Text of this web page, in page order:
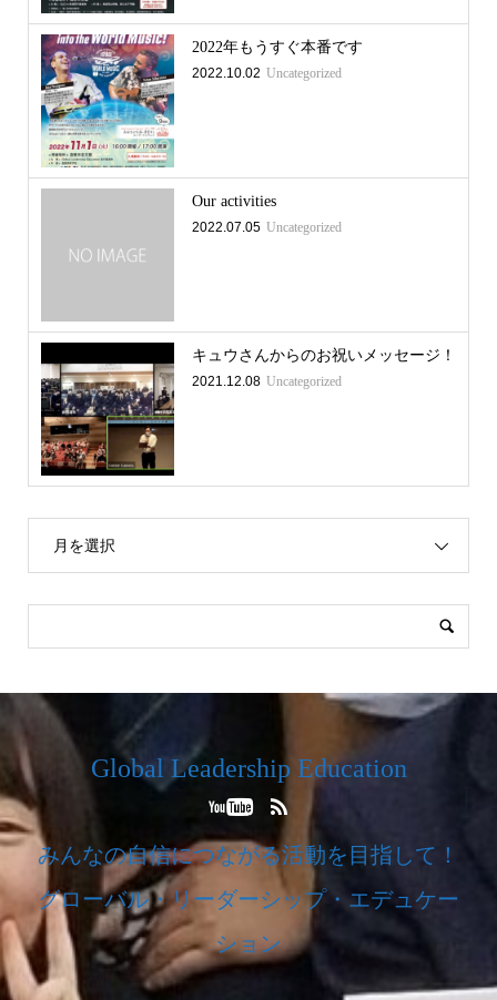
2022年もうすぐ本番です
2022.10.02 Uncategorized
Our activities
2022.07.05 Uncategorized
キュウさんからのお祝いメッセージ！
2021.12.08 Uncategorized
月を選択
Global Leadership Education
みんなの自信につながる活動を目指して！
グローバル・リーダーシップ・エデュケー
ション